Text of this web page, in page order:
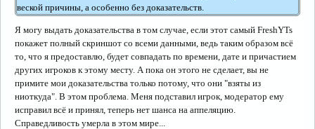
веской причины, а особенно без доказательств.
Я могу выдать доказательства в том случае, если этот самый FreshYTs
покажет полный скриншот со всеми данными, ведь таким образом всё
то, что я предоставлю, будет совпадать по времени, дате и причастием
других игроков к этому месту. А пока он этого не сделает, вы не
примите мои доказательства только потому, что они "взяты из
ниоткуда". В этом проблема. Меня подставил игрок, модератор ему
исправил всё и принял, теперь нет шанса на аппеляцию.
Справедливость умерла в этом мире...